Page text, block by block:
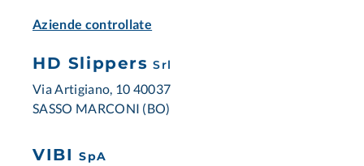
Aziende controllate
HD Slippers Srl
Via Artigiano, 10 40037
SASSO MARCONI (BO)
VIBI SpA